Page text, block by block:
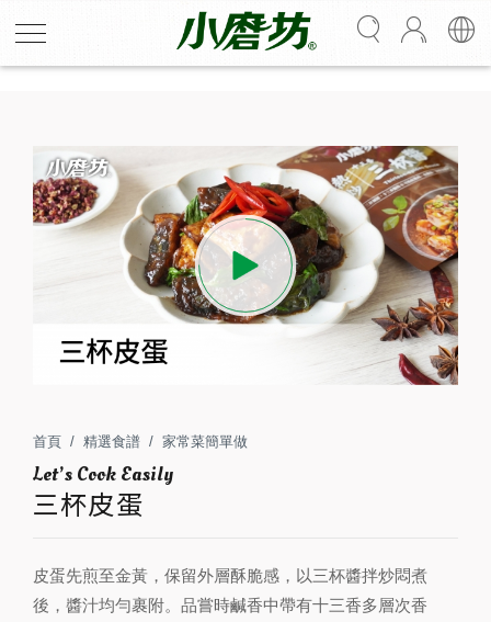
首頁 精選食譜 家常菜簡單做
三杯皮蛋
皮蛋先煎至金黃，保留外層酥脆感，以三杯醬拌炒悶煮
後，醬汁均勻裹附。品嘗時鹹香中帶有十三香多層次香
三杯皮蛋
皮蛋先煎至金黃，保留外層酥脆感，以三杯醬拌炒悶煮
後，醬汁均勻裹附。品嘗時鹹香中帶有十三香多層次香
1人份
PREPARATION
準備食材及配料